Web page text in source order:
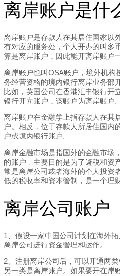
离岸账户是什
离岸账户是存款人在其居住国家以
有对应的服务处，个人开办的叫多
算是离岸账户，因此能开离岸账户
离岸账户也叫OSA账户，境外机构
务经营资格的境内银行离岸业务部
比如，英国公司在香港汇丰银行开
银行开立账户，该账户为离岸账户。
离岸账户在金融学上指存款人在其
户。相反，位于存款人所居住国内
户或境内银行账户。
离岸金融市场是指国外的金融市场
的账户，主要目的是为了避税和资
常是离岸公司或者海外的个人投资
低的税收率和资本管制，是一个理
离岸公司账户
1、假设一家中国公司计划在海外
离岸公司进行资金管理和运作。
2、注册离岸公司后，可以开通两
另一类是离岸账户。如果要开在岸